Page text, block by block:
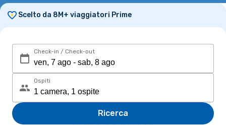
Scelto da 8M+ viaggiatori Prime
Check-in / Check-out
Ospiti
Ricerca